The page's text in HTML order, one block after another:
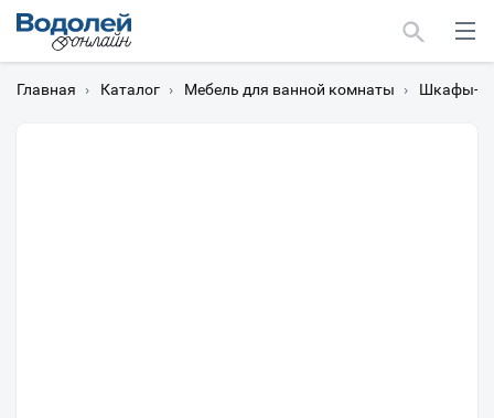
Главная › Каталог › Мебель для ванной комнаты › Шкафы-